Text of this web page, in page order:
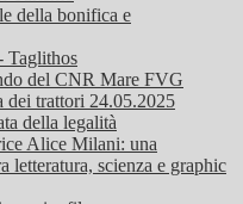
della bonifica e
Taglithos
del CNR Mare FVG
dei trattori 24.05.2025
della legalità
Alice Milani: una
letteratura, scienza e graphic